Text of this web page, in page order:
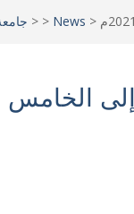
> > News >
الخامس